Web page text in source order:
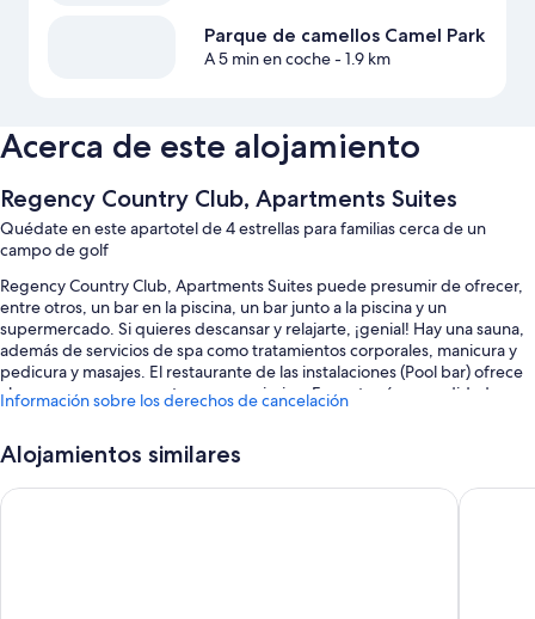
Parque de camellos Camel Park
A 5 min en coche- 1.9 km
Acerca de este alojamiento
Regency Country Club, Apartments Suites
Quédate en este apartotel de 4 estrellas para familias cerca de un
campo de golf
Regency Country Club, Apartments Suites puede presumir de ofrecer,
entre otros, un bar en la piscina, un bar junto a la piscina y un
supermercado. Si quieres descansar y relajarte, ¡genial! Hay una sauna,
además de servicios de spa como tratamientos corporales, manicura y
pedicura y masajes. El restaurante de las instalaciones (Pool bar) ofrece
almuerzo y cena y cuenta con una piscina. Encontrarás comodidades
También te encantarán estos servicios:
2 piscinas al aire libre y una piscina infantil, con tumbonas, sombrillas
Información sobre los derechos de cancelación
Alojamientos similares
Paloma Beach Apartments Ona